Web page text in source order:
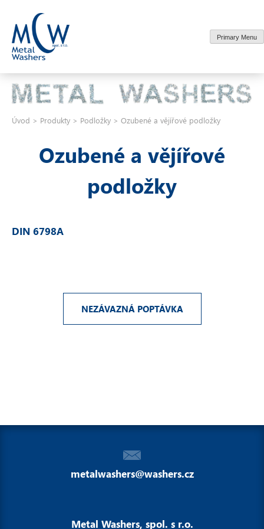
content
Primary Menu
Úvod > Produkty > Podložky > Ozubené a vějířové podložky
Ozubené a vějířové
podložky
DIN 6798A
NEZÁVAZNÁ POPTÁVKA
metalwashers@washers.cz
Metal Washers, spol. s r.o.